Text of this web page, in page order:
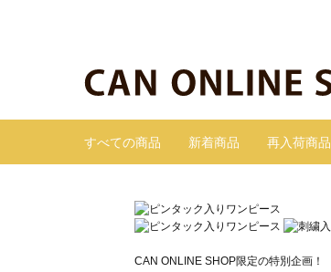
すべての商品 新着商品 再入荷商品
CAN ONLINE SHOP限定の特別企画！